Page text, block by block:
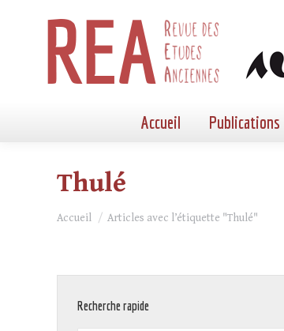
Accueil Publications
Thulé
Vous êtes ici :
Accueil Articles avec l’étiquette "Thulé"
Recherche rapide